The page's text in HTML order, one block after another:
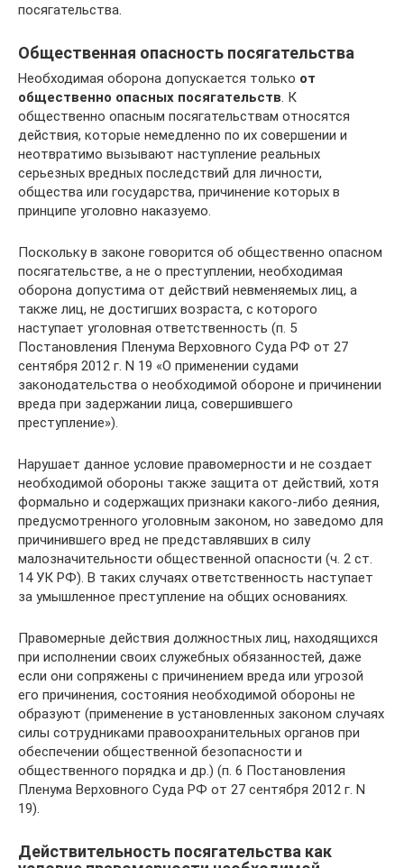
посягательства.
Общественная опасность посягательства
Необходимая оборона допускается только от
общественно опасных посягательств. К
общественно опасным посягательствам относятся
действия, которые немедленно по их совершении и
неотвратимо вызывают наступление реальных
серьезных вредных последствий для личности,
общества или государства, причинение которых в
принципе уголовно наказуемо.
Поскольку в законе говорится об общественно опасном
посягательстве, а не о преступлении, необходимая
оборона допустима от действий невменяемых лиц, а
также лиц, не достигших возраста, с которого
наступает уголовная ответственность (п. 5
Постановления Пленума Верховного Суда РФ от 27
сентября 2012 г. N 19 «О применении судами
законодательства о необходимой обороне и причинении
вреда при задержании лица, совершившего
преступление»).
Нарушает данное условие правомерности и не создает
необходимой обороны также защита от действий, хотя
формально и содержащих признаки какого-либо деяния,
предусмотренного уголовным законом, но заведомо для
причинившего вред не представлявших в силу
малозначительности общественной опасности (ч. 2 ст.
14 УК РФ). В таких случаях ответственность наступает
за умышленное преступление на общих основаниях.
Правомерные действия должностных лиц, находящихся
при исполнении своих служебных обязанностей, даже
если они сопряжены с причинением вреда или угрозой
его причинения, состояния необходимой обороны не
образуют (применение в установленных законом случаях
силы сотрудниками правоохранительных органов при
обеспечении общественной безопасности и
общественного порядка и др.) (п. 6 Постановления
Пленума Верховного Суда РФ от 27 сентября 2012 г. N
19).
Действительность посягательства как